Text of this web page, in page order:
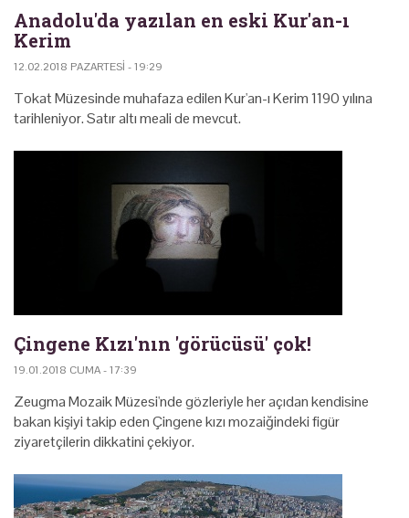
Anadolu'da yazılan en eski Kur'an-ı
Kerim
12.02.2018 PAZARTESI - 19:29
Tokat Müzesinde muhafaza edilen Kur'an-ı Kerim 1190 yılına
tarihleniyor. Satır altı meali de mevcut.
Çingene Kızı'nın 'görücüsü' çok!
19.01.2018 CUMA - 17:39
Zeugma Mozaik Müzesi'nde gözleriyle her açıdan kendisine
bakan kişiyi takip eden Çingene kızı mozaiğindeki figür
ziyaretçilerin dikkatini çekiyor.